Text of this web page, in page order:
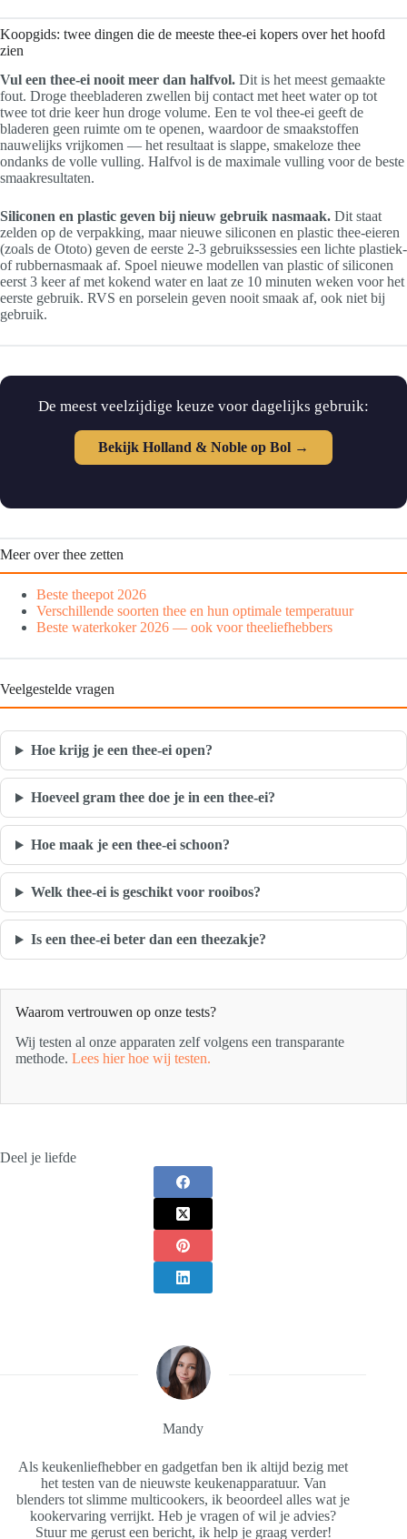
Koopgids: twee dingen die de meeste thee-ei kopers over het hoofd
zien
Vul een thee-ei nooit meer dan halfvol. Dit is het meest gemaakte
fout. Droge theebladeren zwellen bij contact met heet water op tot
twee tot drie keer hun droge volume. Een te vol thee-ei geeft de
bladeren geen ruimte om te openen, waardoor de smaakstoffen
nauwelijks vrijkomen — het resultaat is slappe, smakeloze thee
ondanks de volle vulling. Halfvol is de maximale vulling voor de beste
smaakresultaten.
Siliconen en plastic geven bij nieuw gebruik nasmaak. Dit staat
zelden op de verpakking, maar nieuwe siliconen en plastic thee-eieren
(zoals de Ototo) geven de eerste 2-3 gebruikssessies een lichte plastiek-
of rubbernasmaak af. Spoel nieuwe modellen van plastic of siliconen
eerst 3 keer af met kokend water en laat ze 10 minuten weken voor het
eerste gebruik. RVS en porselein geven nooit smaak af, ook niet bij
gebruik.
De meest veelzijdige keuze voor dagelijks gebruik:
Bekijk Holland & Noble op Bol →
Meer over thee zetten
Beste theepot 2026
Verschillende soorten thee en hun optimale temperatuur
Beste waterkoker 2026 — ook voor theeliefhebbers
Veelgestelde vragen
Hoe krijg je een thee-ei open?
Hoeveel gram thee doe je in een thee-ei?
Hoe maak je een thee-ei schoon?
Welk thee-ei is geschikt voor rooibos?
Is een thee-ei beter dan een theezakje?
Waarom vertrouwen op onze tests?
Wij testen al onze apparaten zelf volgens een transparante
methode. Lees hier hoe wij testen.
Deel je liefde
Mandy
Als keukenliefhebber en gadgetfan ben ik altijd bezig met
het testen van de nieuwste keukenapparatuur. Van
blenders tot slimme multicookers, ik beoordeel alles wat je
kookervaring verrijkt. Heb je vragen of wil je advies?
Stuur me gerust een bericht, ik help je graag verder!